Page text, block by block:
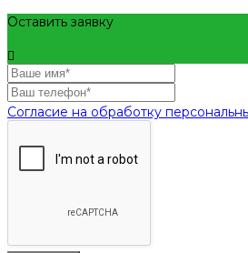
Оставить заявку
Согласие на обработку